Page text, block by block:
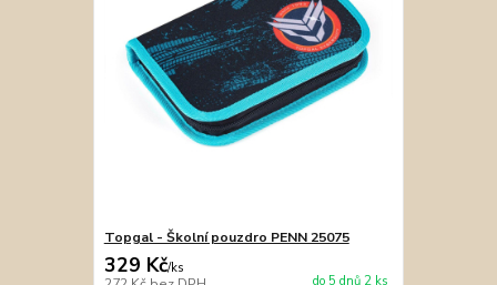
Topgal - Školní pouzdro PENN 25075
329 Kč/ks
do 5 dnů 2 ks